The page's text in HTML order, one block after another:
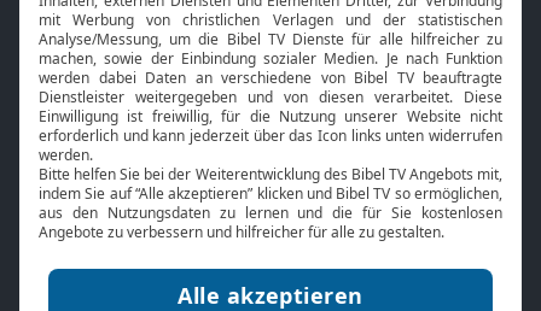
Bibelthek Online-Bibel
Nächster Gottesdienst
Bibel TV
Über uns
Jobs
Mediadaten
Service
Kontakt
TV-Empfang